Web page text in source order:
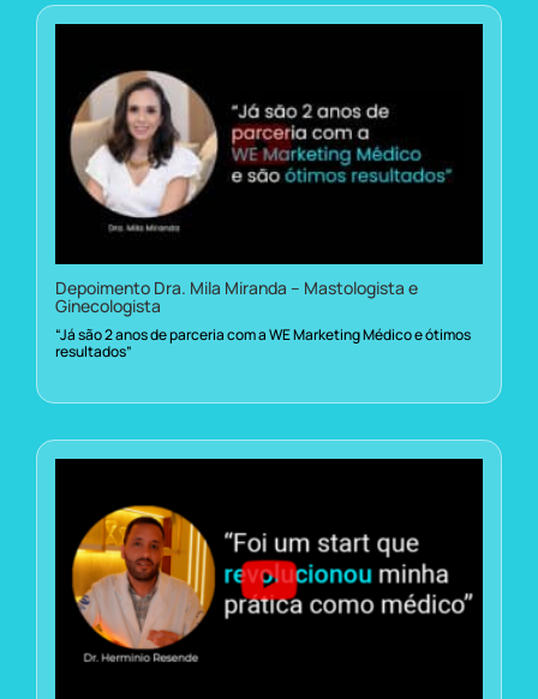
Depoimento Dra. Mila Miranda – Mastologista e
Ginecologista
“Já são 2 anos de parceria com a WE Marketing Médico e ótimos
resultados”